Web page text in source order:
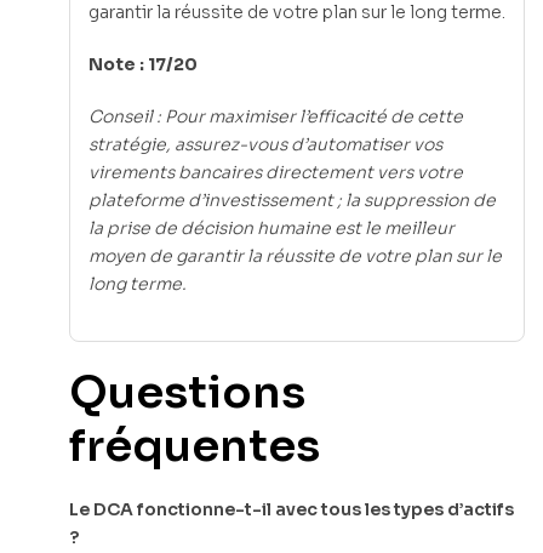
garantir la réussite de votre plan sur le long terme.
Note : 17/20
Conseil : Pour maximiser l’efficacité de cette
stratégie, assurez-vous d’automatiser vos
virements bancaires directement vers votre
plateforme d’investissement ; la suppression de
la prise de décision humaine est le meilleur
moyen de garantir la réussite de votre plan sur le
long terme.
Questions
fréquentes
Le DCA fonctionne-t-il avec tous les types d’actifs
?